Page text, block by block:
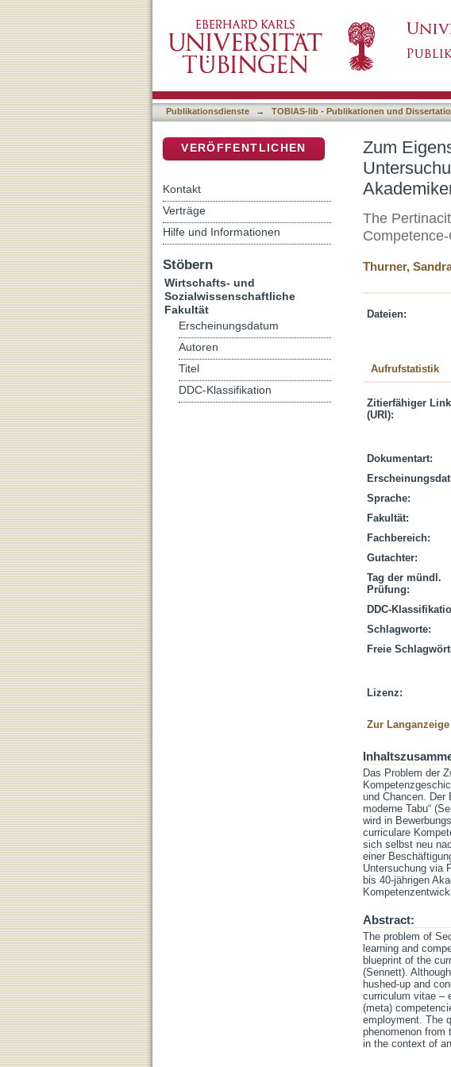
Kompetenzkrisen bei 30- bis 40-
Perspektive
Publikationsdienste → TOBIAS-lib - Publikationen und
Zum
The
Thurner,
Dateien:
Aufrufstatistik
Zitierfähiger Link
(URI):
Dokumentart:
Sprache:
Fakultät:
Fachbereich:
Gutachter:
Tag der mündl.
Prüfung:
DDC-
Schlagworte:
Freie
Lizenz:
Zur Langanzeige
Das Problem der
und Chancen. Der
moderne Tabu“
wird in
curriculare
sich selbst neu
einer
Untersuchung via
bis 40-jährigen
Abstract:
The problem of
learning and
blueprint of the
(Sennett).
hushed-up and
curriculum vitae –
(meta)
employment. The
phenomenon from
in the context of
VERÖFFENTLICHEN
Kontakt
Verträge
Hilfe und Informationen
Stöbern
Wirtschafts- und
Sozialwissenschaftliche
Fakultät
Erscheinungsdatum
Autoren
Titel
DDC-Klassifikation